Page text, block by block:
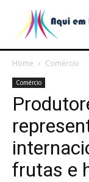
Home Comércio
Comércio
frutas e